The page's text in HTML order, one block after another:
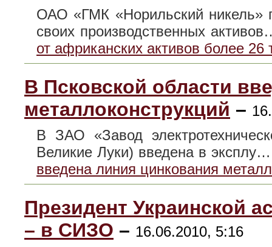
ОАО «ГМК «Норильский никель»
своих производственных
от африканских активов более 26
В Псковской области
металлоконструкций –
В ЗАО «Завод
Великие Луки) введена в
введена линия цинкования
Президент Украинской
– в СИЗО – 16.06.2010, 5:16